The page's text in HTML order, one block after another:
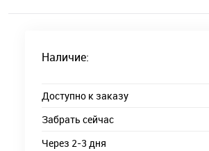
Наличие:
Доступно к заказу
Забрать сейчас
Через 2-3 дня